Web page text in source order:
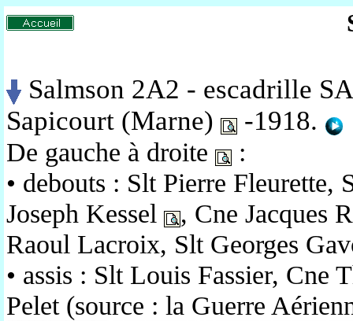
Salmson 2A2 - escadrille
Sapicourt (Marne)
-1918.
De gauche à droite
:
• debouts : Slt Pierre Fleurette,
Joseph Kessel
, Cne Jacques
Raoul Lacroix, Slt Georges
• assis : Slt Louis Fassier, Cne
Pelet (source : la Guerre